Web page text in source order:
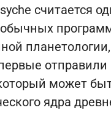
считается
отправили
может
ядра